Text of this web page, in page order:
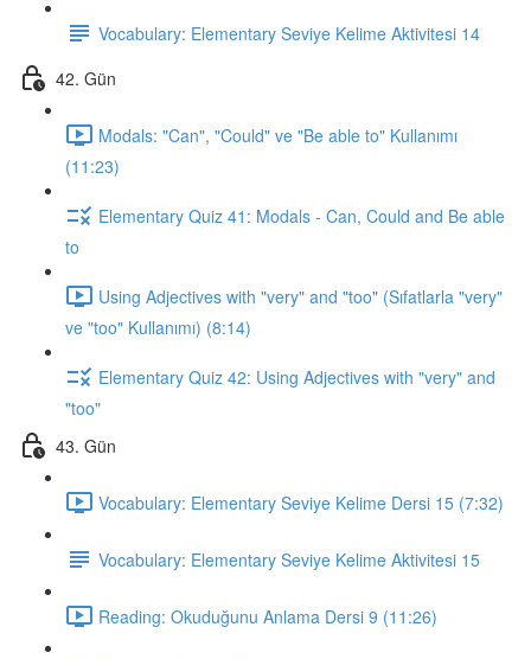
Vocabulary: Elementary Seviye Kelime Aktivitesi 14
42. Gün
Modals: "Can", "Could" ve "Be able to" Kullanımı
(11:23)
Elementary Quiz 41: Modals - Can, Could and Be able
to
Using Adjectives with "very" and "too" (Sıfatlarla "very"
ve "too" Kullanımı) (8:14)
Elementary Quiz 42: Using Adjectives with "very" and
"too"
43. Gün
Vocabulary: Elementary Seviye Kelime Dersi 15 (7:32)
Vocabulary: Elementary Seviye Kelime Aktivitesi 15
Reading: Okuduğunu Anlama Dersi 9 (11:26)